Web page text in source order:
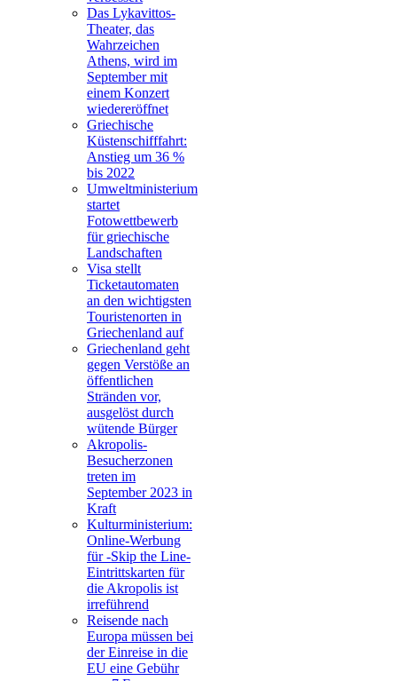
Das Lykavittos-
Theater, das
Wahrzeichen
Athens, wird im
September mit
einem Konzert
wiedereröffnet
Griechische
Küstenschifffahrt:
Anstieg um 36 %
bis 2022
Umweltministerium
startet
Fotowettbewerb
für griechische
Landschaften
Visa stellt
Ticketautomaten
an den wichtigsten
Touristenorten in
Griechenland auf
Griechenland geht
gegen Verstöße an
öffentlichen
Stränden vor,
ausgelöst durch
wütende Bürger
Akropolis-
Besucherzonen
treten im
September 2023 in
Kraft
Kulturministerium:
Online-Werbung
für -Skip the Line-
Eintrittskarten für
die Akropolis ist
irreführend
Reisende nach
Europa müssen bei
der Einreise in die
EU eine Gebühr